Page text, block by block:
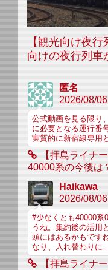
【観光向け夜
向けの夜行列車
匿名
2026/08/06
公式動画を見る限り
に必要となる運行番
実質的に新宿線専用
【拝島ライナ
40000系の今後は
Haikawa
2026/08/06
#少なくとも40000系
うね。集約後の活用
頭にはあるかもです
なり、入れ替わりに
【拝島ライナ